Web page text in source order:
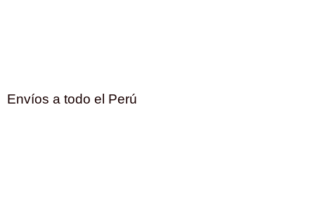
Envíos a todo el Perú